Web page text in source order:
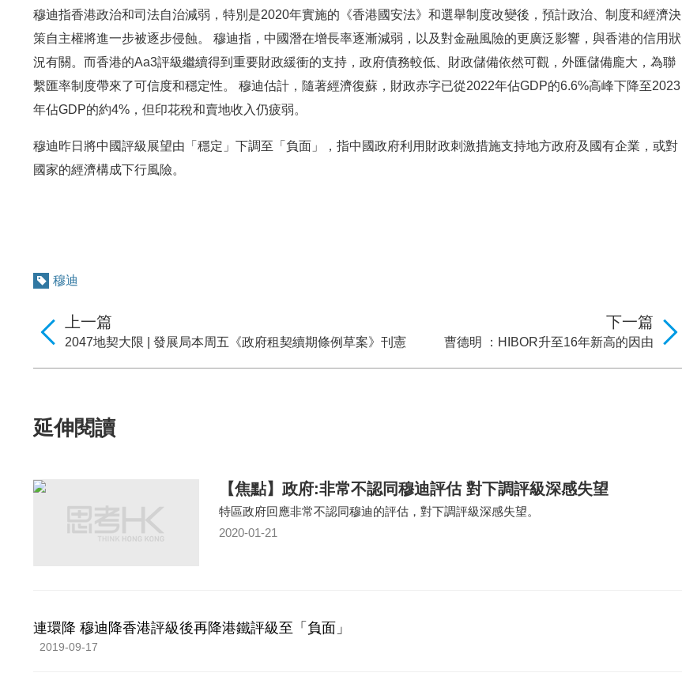
穆迪指香港政治和司法自治減弱，特別是2020年實施的《香港國安法》和選舉制度改變後，預計政治、制度和經濟決
策自主權將進一步被逐步侵蝕。 穆迪指，中國潛在增長率逐漸減弱，以及對金融風險的更廣泛影響，與香港的信用狀
況有關。而香港的Aa3評級繼續得到重要財政緩衝的支持，政府債務較低、財政儲備依然可觀，外匯儲備龐大，為聯
繫匯率制度帶來了可信度和穩定性。 穆迪估計，隨著經濟復蘇，財政赤字已從2022年佔GDP的6.6%高峰下降至2023
年佔GDP的約4%，但印花稅和賣地收入仍疲弱。
穆迪昨日將中國評級展望由「穩定」下調至「負面」，指中國政府利用財政刺激措施支持地方政府及國有企業，或對
國家的經濟構成下行風險。
穆迪
下一篇
曹德明 ：HIBOR升至16年新高的因由
上一篇
2047地契大限 | 發展局本周五《政府租契續期條例草案》刊憲
延伸閱讀
【焦點】政府:非常不認同穆迪評估 對下調評級深感失望
特區政府回應非常不認同穆迪的評估，對下調評級深感失望。
2020-01-21
連環降 穆迪降香港評級後再降港鐵評級至「負面」
2019-09-17